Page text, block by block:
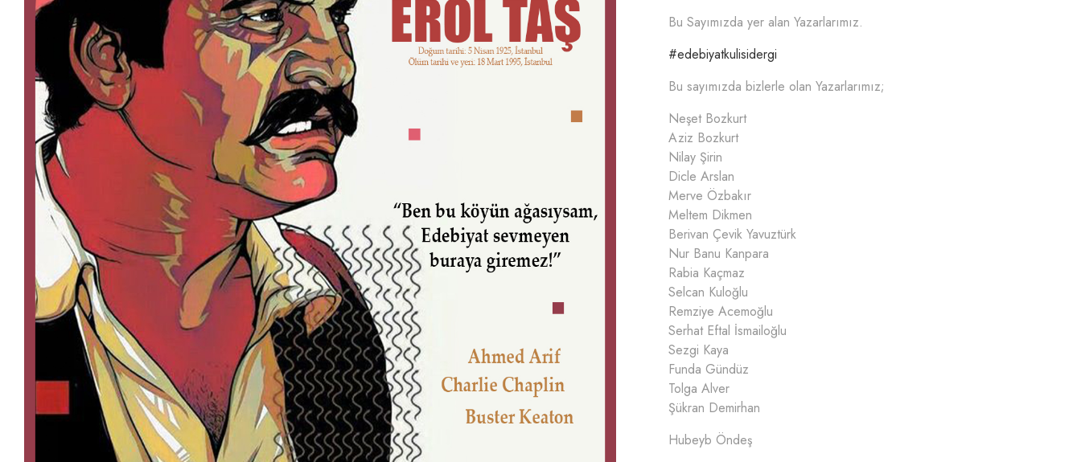
Bu Sayımızda yer alan Yazarlarımız.
#edebiyatkulisidergi
Bu sayımızda bizlerle olan Yazarlarımız;
Neşet Bozkurt
Aziz Bozkurt
Nilay Şirin
Dicle Arslan
Merve Özbakır
Meltem Dikmen
Berivan Çevik Yavuztürk
Nur Banu Kanpara
Rabia Kaçmaz
Selcan Kuloğlu
Remziye Acemoğlu
Serhat Eftal İsmailoğlu
Sezgi Kaya
Funda Gündüz
Tolga Alver
Şükran Demirhan
Hubeyb Öndeş